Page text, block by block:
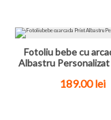
Fotoliu bebe cu
Albastru
189.00lei